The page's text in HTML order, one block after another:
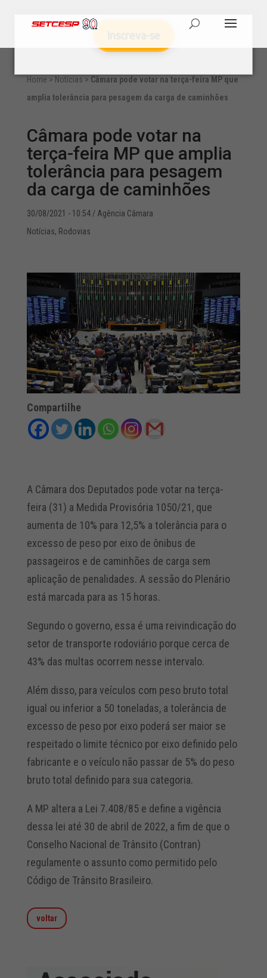
Home > Notícias > Câmara pode votar na terça-feira MP que
amplia tolerância para pesagem da carga de caminhões
Câmara pode votar na
terça-feira MP que amplia
tolerância para pesagem
da carga de caminhões
30/08/2021 - 10:54/ Agência Câmara
Notícias, Rodovias
Compartilhe
A Câmara dos Deputados pode votar na terça-
feira (31) a Medida Provisória 1050/21, que
aumenta de 10% para 12,5% a tolerância para o
excesso de peso por eixo de ônibus de
passageiros e de caminhões de carga sem
aplicação de penalidades. A sessão do Plenário
está marcada para as 15 horas.
Segundo o governo, essa é uma reivindicação do
setor de transporte rodoviário porque cerca de
43% das multas ocorrem nesse intervalo.
Além disso, para veículos com peso bruto total
igual ou inferior a 50 toneladas, a tolerância de
excesso de peso por eixo poderá ser maior se
respeitado o limite técnico por eixo definido pelo
fabricante e o veículo não passar de 5% do peso
bruto total definido para sua categoria.
A MP altera a Lei 7.408/85 e define a vigência
dessa lei até 30 de abril de 2022, a fim de que o
Conselho Nacional de Trânsito (Contran)
regulamente o assunto como permitido pelo
Código de Trânsito Brasileiro.
voltar